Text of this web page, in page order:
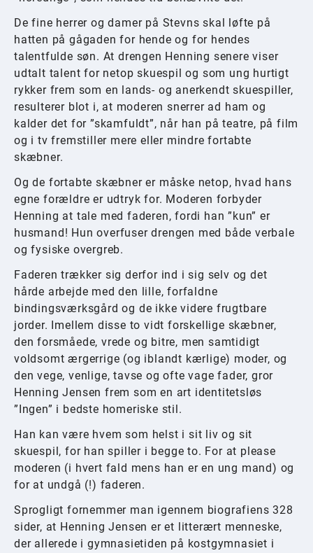
De fine herrer og damer på Stevns skal løfte på
hatten på gågaden for hende og for hendes
talentfulde søn. At drengen Henning senere viser
udtalt talent for netop skuespil og som ung hurtigt
rykker frem som en lands- og anerkendt skuespiller,
resulterer blot i, at moderen snerrer ad ham og
kalder det for ”skamfuldt”, når han på teatre, på film
og i tv fremstiller mere eller mindre fortabte
skæbner.
Og de fortabte skæbner er måske netop, hvad hans
egne forældre er udtryk for. Moderen forbyder
Henning at tale med faderen, fordi han ”kun” er
husmand! Hun overfuser drengen med både verbale
og fysiske overgreb.
Faderen trækker sig derfor ind i sig selv og det
hårde arbejde med den lille, forfaldne
bindingsværksgård og de ikke videre frugtbare
jorder. Imellem disse to vidt forskellige skæbner,
den forsmåede, vrede og bitre, men samtidigt
voldsomt ærgerrige (og iblandt kærlige) moder, og
den vege, venlige, tavse og ofte vage fader, gror
Henning Jensen frem som en art identitetsløs
”Ingen” i bedste homeriske stil.
Han kan være hvem som helst i sit liv og sit
skuespil, for han spiller i begge to. For at please
moderen (i hvert fald mens han er en ung mand) og
for at undgå (!) faderen.
Sprogligt fornemmer man igennem biografiens 328
sider, at Henning Jensen er et litterært menneske,
der allerede i gymnasietiden på kostgymnasiet i